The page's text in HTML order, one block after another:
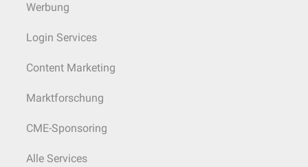
Werbung
Login Services
Content Marketing
Marktforschung
CME-Sponsoring
Alle Services